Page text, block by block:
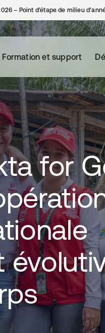
– Point d’étape de milieu
Formation et support
for